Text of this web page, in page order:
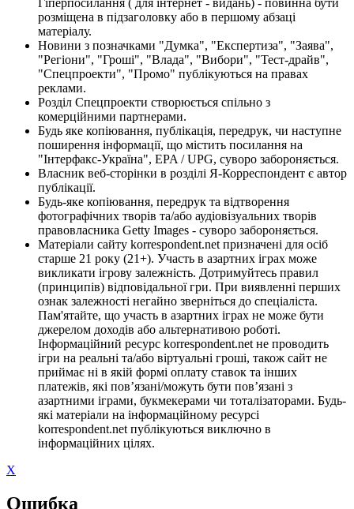
Гіперпосилання ( для інтернет - видань) - повинна бути
розміщена в підзаголовку або в першому абзаці
матеріалу.
Новини з позначками "Думка", "Експертиза", "Заява",
"Регіони", "Гроші", "Влада", "Вибори", "Тест-драйв",
"Спецпроекти", "Промо" публікуються на правах
реклами.
Розділ Спецпроекти створюється спільно з
комерційними партнерами.
Будь яке копіювання, публікація, передрук, чи наступне
поширення інформації, що містить посилання на
"Інтерфакс-Україна", EPA / UPG, суворо забороняється.
Власник веб-сторінки в розділі Я-Корреспондент є автор
публікації.
Будь-яке копіювання, передрук та відтворення
фотографічних творів та/або аудіовізуальних творів
правовласника Getty Images - суворо забороняється.
Матеріали сайту korrespondent.net призначені для осіб
старше 21 року (21+). Участь в азартних іграх може
викликати ігрову залежність. Дотримуйтесь правил
(принципів) відповідальної гри. При виявленні перших
ознак залежності негайно зверніться до спеціаліста.
Пам'ятайте, що участь в азартних іграх не може бути
джерелом доходів або альтернативою роботі.
Інформаційний ресурс korrespondent.net не проводить
ігри на реальні та/або віртуальні гроші, також сайт не
приймає ні в якій формі оплату ставок та інших
платежів, які пов’язані/можуть бути пов’язані з
азартними іграми, букмекерами чи тоталізаторами. Будь-
які матеріали на інформаційному ресурсі
korrespondent.net публікуються виключно в
інформаційних цілях.
X
Ошибка